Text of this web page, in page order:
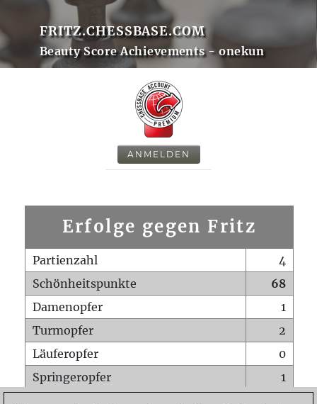
FRITZ.CHESSBASE.COM
Beauty Score Achievements - onekun
ANMELDEN
Erfolge gegen Fritz
Partienzahl
4
Schönheitspunkte
68
Damenopfer
1
Turmopfer
2
Läuferopfer
0
Springeropfer
1